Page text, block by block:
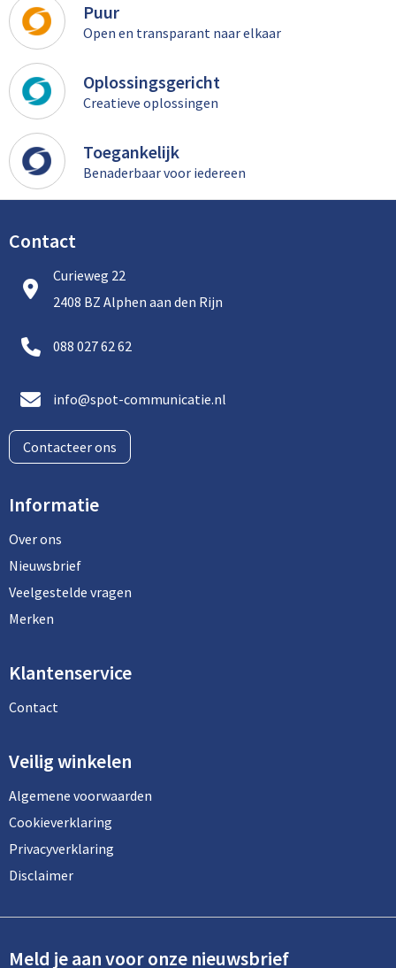
Puur
Open en transparant naar elkaar
Oplossingsgericht
Creatieve oplossingen
Toegankelijk
Benaderbaar voor iedereen
Contact
Curieweg 22
2408 BZ Alphen aan den Rijn
088 027 62 62
info@spot-communicatie.nl
Contacteer ons
Informatie
Over ons
Nieuwsbrief
Veelgestelde vragen
Merken
Klantenservice
Contact
Veilig winkelen
Algemene voorwaarden
Cookieverklaring
Privacyverklaring
Disclaimer
Meld je aan voor onze nieuwsbrief